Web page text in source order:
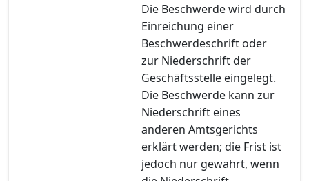
Die Beschwerde wird durch
Einreichung einer
Beschwerdeschrift oder
zur Niederschrift der
Geschäftsstelle eingelegt.
Die Beschwerde kann zur
Niederschrift eines
anderen Amtsgerichts
erklärt werden; die Frist ist
jedoch nur gewahrt, wenn